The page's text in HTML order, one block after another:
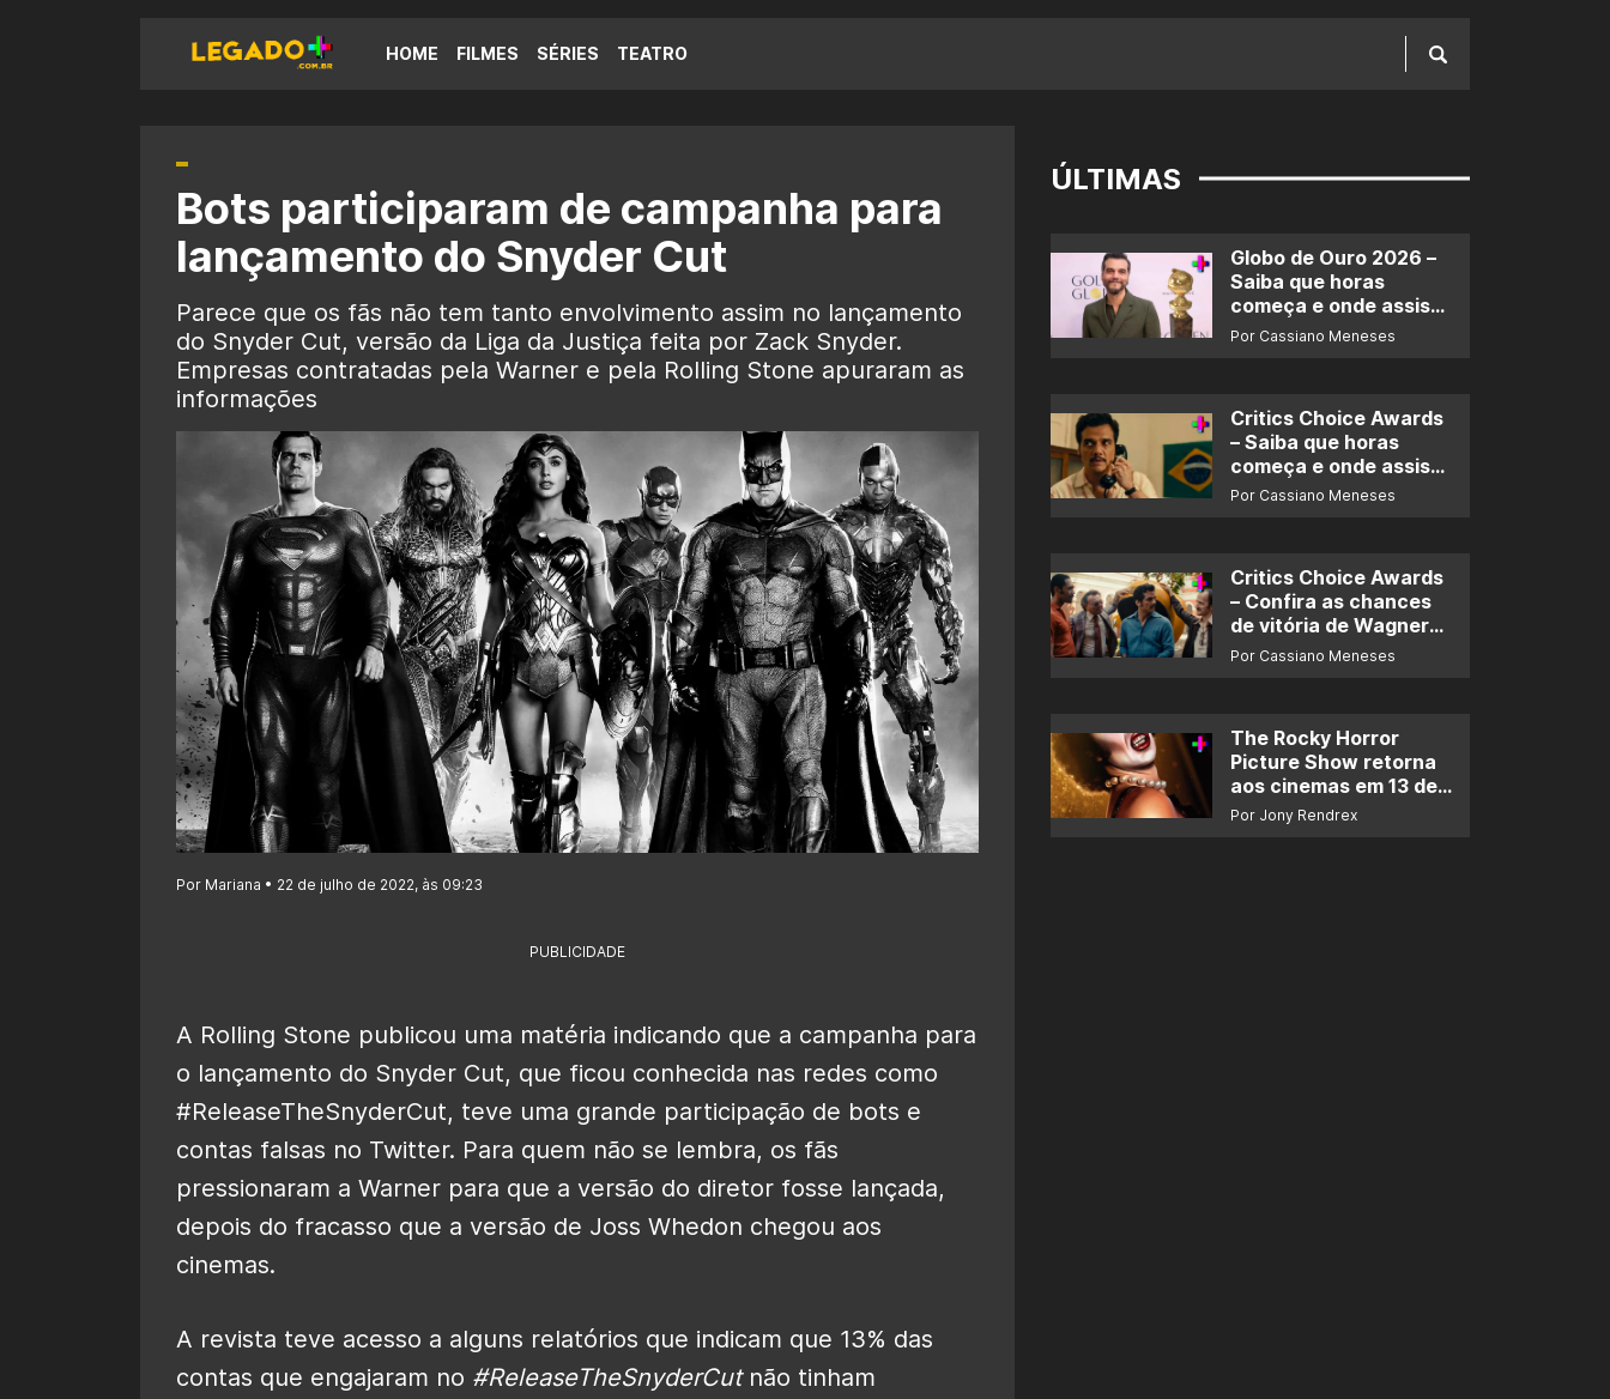
HOME FILMES SÉRIES TEATRO
Bots participaram de campanha para
lançamento do Snyder Cut
Parece que os fãs não tem tanto envolvimento assim no lançamento
do Snyder Cut, versão da Liga da Justiça feita por Zack Snyder.
Empresas contratadas pela Warner e pela Rolling Stone apuraram as
informações
Por Mariana • 22 de julho de 2022, às 09:23
PUBLICIDADE
A Rolling Stone publicou uma matéria indicando que a campanha para
o lançamento do Snyder Cut, que ficou conhecida nas redes como
#ReleaseTheSnyderCut, teve uma grande participação de bots e
contas falsas no Twitter. Para quem não se lembra, os fãs
pressionaram a Warner para que a versão do diretor fosse lançada,
depois do fracasso que a versão de Joss Whedon chegou aos
cinemas.
A revista teve acesso a alguns relatórios que indicam que 13% das
contas que engajaram no #ReleaseTheSnyderCutnão tinham
ÚLTIMAS
Globo de Ouro 2026 –
Saiba que horas
começa e onde assistir
ao prêmio
Por Cassiano Meneses
Critics Choice Awards
– Saiba que horas
começa e onde assistir
ao prêmio
Por Cassiano Meneses
Critics Choice Awards
– Confira as chances
de vitória de Wagner
Moura e de ‘O Agente
Por Cassiano Meneses
The Rocky Horror
Picture Show retorna
aos cinemas em 13 de
novembro
Por Jony Rendrex